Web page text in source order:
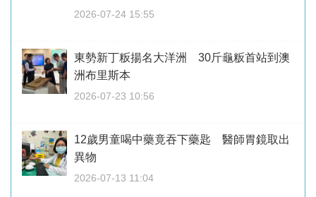
2026-07-24 15:55
東勢新丁粄揚名大洋洲 30斤龜粄首站到澳
洲布里斯本
2026-07-23 10:56
12歲男童喝中藥竟吞下藥匙 醫師胃鏡取出
異物
2026-07-13 11:04